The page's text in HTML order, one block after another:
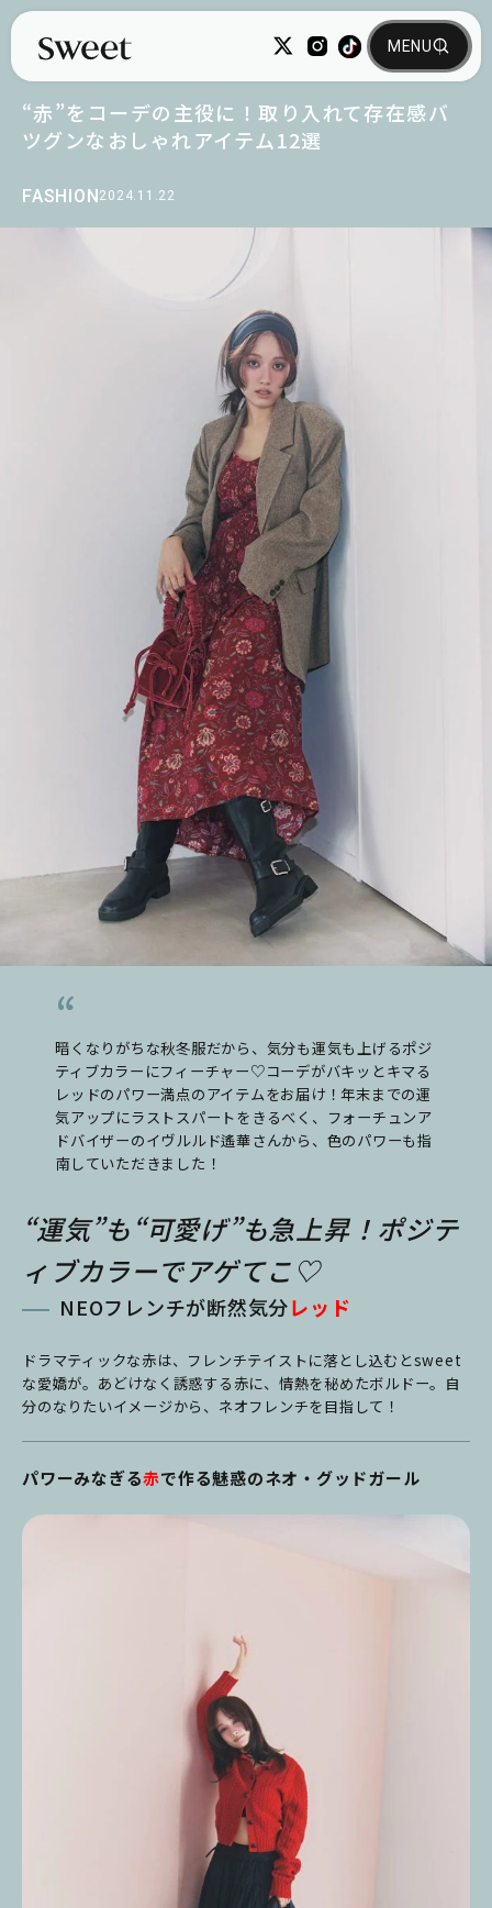
FASHION2024.11.22
“赤”をコーデの主役に！取り入れて存在感バ
ツグンなおしゃれアイテム12選
暗くなりがちな秋冬服だから、気分も運気も上げるポジ
ティブカラーにフィーチャー♡コーデがバキッとキマる
レッドのパワー満点のアイテムをお届け！年末までの運
気アップにラストスパートをきるべく、フォーチュンア
ドバイザーのイヴルルド遙華さんから、色のパワーも指
南していただきました！
“運気”も“可愛げ”も急上昇！ポジテ
ィブカラーでアゲてこ♡
NEOフレンチが断然気分レッド
ドラマティックな赤は、フレンチテイストに落とし込むとsweet
な愛嬌が。あどけなく誘惑する赤に、情熱を秘めたボルドー。自
分のなりたいイメージから、ネオフレンチを目指して！
パワーみなぎる赤で作る魅惑のネオ・グッドガール